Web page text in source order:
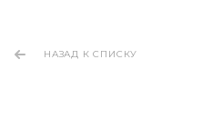
НАЗАД К СПИСКУ